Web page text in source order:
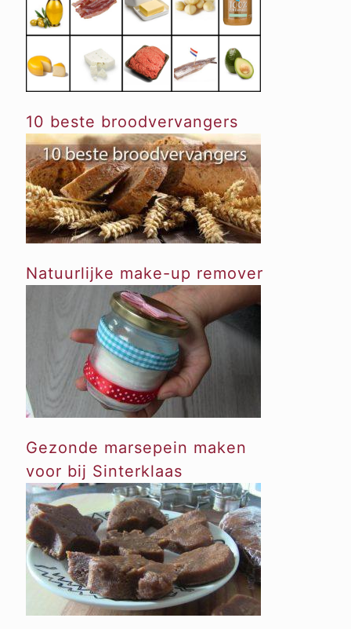
10 beste broodvervangers
Natuurlijke make-up remover
Gezonde marsepein maken
voor bij Sinterklaas